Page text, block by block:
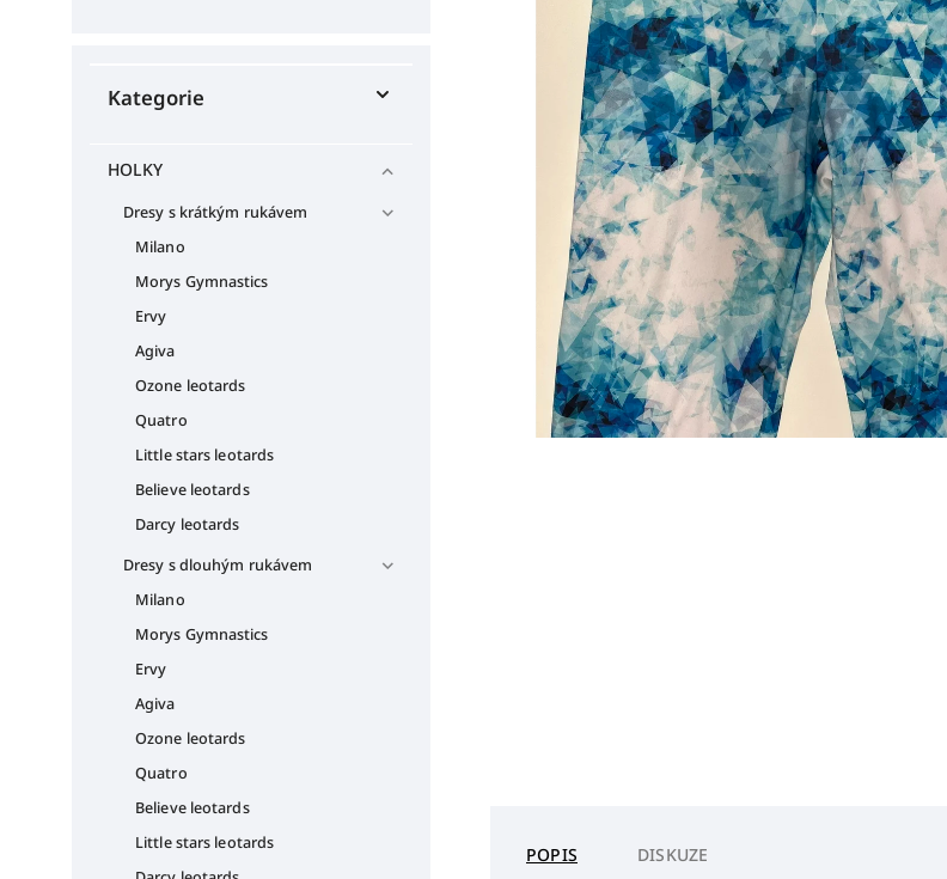
Kategorie
HOLKY
Dresy s krátkým rukávem
Milano
Morys Gymnastics
Ervy
Agiva
Ozone leotards
Quatro
Little stars leotards
Believe leotards
Darcy leotards
Dresy s dlouhým rukávem
Milano
Morys Gymnastics
Ervy
Agiva
Ozone leotards
Quatro
Believe leotards
Little stars leotards
POPIS DISKUZE